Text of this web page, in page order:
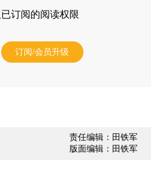
订阅的阅读权限
订阅/会员升级
责任编辑：田铁军
版面编辑：田铁军